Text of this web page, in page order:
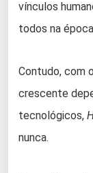
vínculos
todos na
Contudo, com
crescente
tecnológicos,
nunca.